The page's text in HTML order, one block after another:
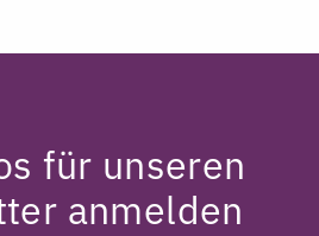
für unseren
anmelden